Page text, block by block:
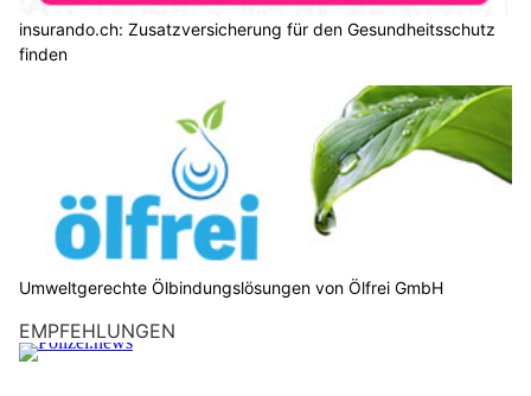
insurando.ch: Zusatzversicherung für den Gesundheitsschutz
finden
Umweltgerechte Ölbindungslösungen von Ölfrei GmbH
EMPFEHLUNGEN